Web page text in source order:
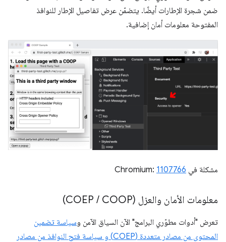
ضمن شجرة الإطارات أيضًا. يتضمّن عرض تفاصيل الإطار للنوافذ
المفتوحة معلومات أمان إضافية.
مشكلة في Chromium: 1107766
معلومات الأمان والعزل (COEP / COOP)
تعرض "أدوات مطوّري البرامج" الآن السياق الآمن وسياسة تضمين
المحتوى من مصادر متعددة (COEP) و سياسة فتح النوافذ من مصادر